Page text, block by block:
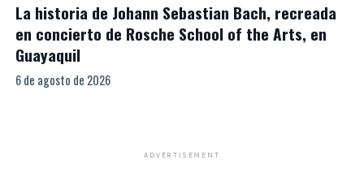
La historia de Johann Sebastian Bach, recreada
en concierto de Rosche School of the Arts, en
Guayaquil
6 de agosto de 2026
ADVERTISEMENT